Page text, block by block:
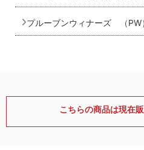
プルーブンウィナーズ （PW
こちらの商品は現在